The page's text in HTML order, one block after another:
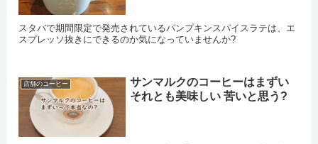
スタバで期間限定で発売されているパンプキンスパイスラテは、エ
スプレッソ抜きにできるのか気になっていませんか?
店舗のコーヒー
サンマルクのコーヒーはまずい
それとも美味しい 苦いと思う?